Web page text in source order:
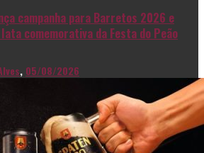
campanha para Barretos 2026 e
comemorativa da Festa do Peão
, 05/08/2026